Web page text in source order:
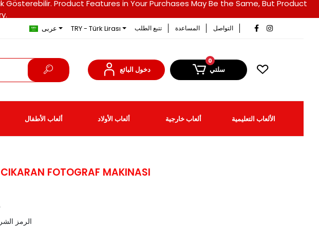
Gösterebilir. Product Features in Your Purchases May Be the Same, But Product
عربى TRY - Türk Lirası تتبع الطلب المساعدة التواصل
دخول البائع
0
سلتي
ألعاب الأطفال ألعاب الأولاد ألعاب خارجية الألعاب التعليمية
FOTOGRAF MAKINASI
الرمز